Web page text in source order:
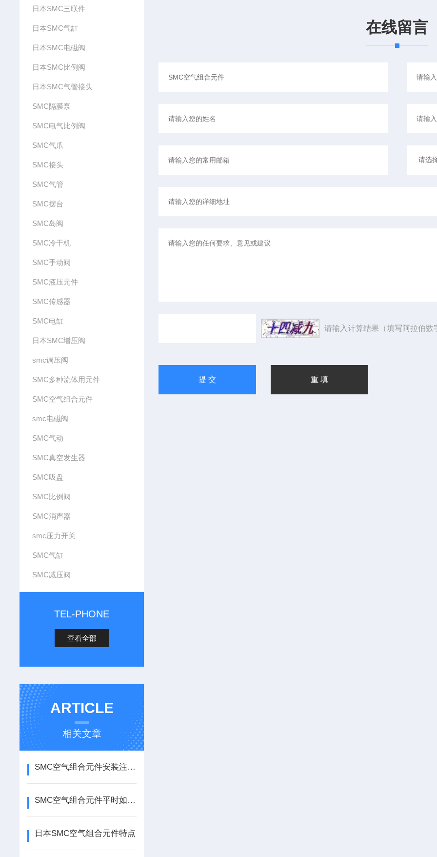
日本SMC三联件
日本SMC气缸
日本SMC电磁阀
日本SMC比例阀
日本SMC气管接头
SMC隔膜泵
SMC电气比例阀
SMC气爪
SMC接头
SMC气管
SMC摆台
SMC岛阀
SMC冷干机
SMC手动阀
SMC液压元件
SMC传感器
SMC电缸
日本SMC增压阀
smc调压阀
SMC多种流体用元件
SMC空气组合元件
smc电磁阀
SMC气动
SMC真空发生器
SMC吸盘
SMC比例阀
SMC消声器
smc压力开关
SMC气缸
SMC减压阀
TEL-PHONE
查看全部
ARTICLE
相关文章
SMC空气组合元件安装注意事项
SMC空气组合元件平时如何维护？
日本SMC空气组合元件特点
在线留言
请输入计算结果（填写阿拉伯数